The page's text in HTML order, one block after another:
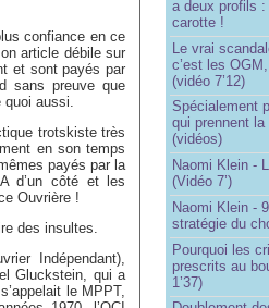
confiance en ce
article débile sur
et sont payés par
sans preuve que
aussi.
trotskiste très
en son temps
payés par la
d’un côté et les
Ouvrière !
des insultes.
Indépendant),
Gluckstein, qui a
le MPPT,
a deux profils
carotte !
Le vrai
c’est les
(vidéo 7’12)
Spécialement
qui prennent
(vidéos)
Naomi Klein -
(Vidéo 7’)
Naomi Klein -
stratégie du
Pourquoi les
prescrits au
1’37)